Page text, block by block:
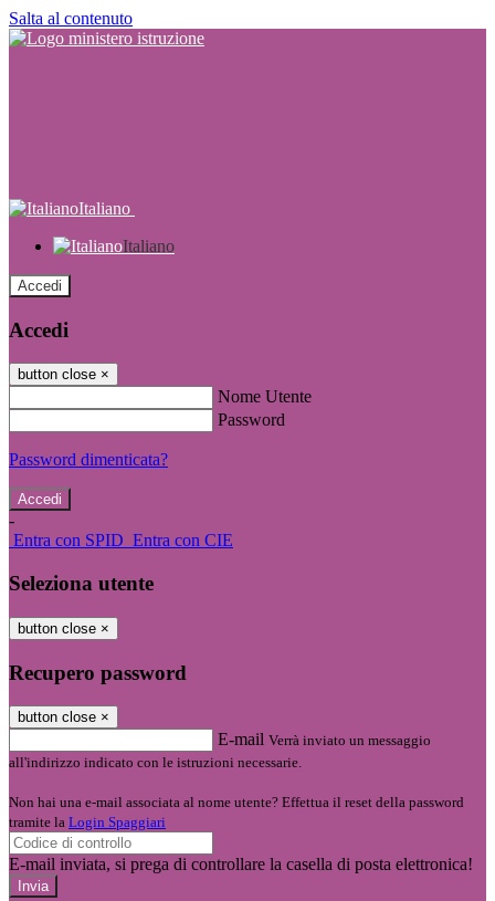
Salta al contenuto
Italiano
Italiano
Accedi
Accedi
button close ×
Nome Utente
Password
Password dimenticata?
-
Entra con SPID Entra con CIE
Seleziona utente
button close ×
Recupero password
button close ×
E-mail Verrà inviato un messaggio
all'indirizzo indicato con le istruzioni necessarie.
Non hai una e-mail associata al nome utente? Effettua il reset della password
tramite la Login Spaggiari
E-mail inviata, si prega di controllare la casella di posta elettronica!